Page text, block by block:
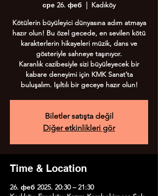
сре 26. феб
  |
Kadıköy
Kötülerin büyüleyici dünyasına adım atmaya
hazır olun! Bu özel gecede, en sevilen kötü
karakterlerin hikayeleri müzik, dans ve
gösteriyle sahneye taşınıyor.
Karanlık cazibesiyle sizi büyüleyecek bir
kabare deneyimi için KMK Sanat’ta
buluşalım. Işıltılı bir geceye hazır olun!
Biletler satışta değil
Diğer etkinlikleri gör
Time & Location
26. феб 2025. 20:30 – 21:30